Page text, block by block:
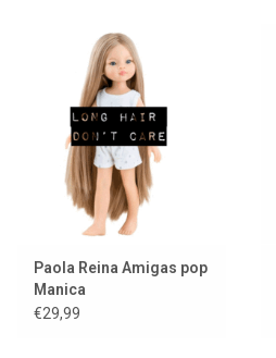
Paola Reina Amigas pop
Manica
€29,99